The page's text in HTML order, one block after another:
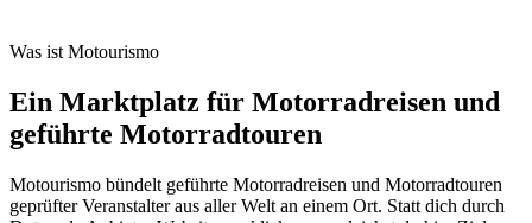
Was ist Motourismo
Ein Marktplatz für Motorradreisen und
geführte Motorradtouren
Motourismo bündelt geführte Motorradreisen und Motorradtouren
geprüfter Veranstalter aus aller Welt an einem Ort. Statt dich durch